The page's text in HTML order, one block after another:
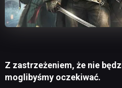
Z zastrzeżeniem, że nie
moglibyśmy oczekiwać.